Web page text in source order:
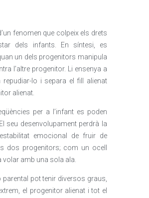
fenomen que colpeix els drets
dels infants. En síntesi, es
un dels progenitors manipula
l’altre progenitor. Li ensenya a
repudiar-lo i separa el fill alienat
alienat.
per a l’infant es poden
seu desenvolupament perdrà la
emocional de fruir de
dos progenitors; com un ocell
volar amb una sola ala.
parental pot tenir diversos graus,
el progenitor alienat i tot el